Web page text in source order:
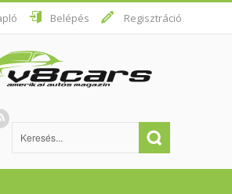
Belépés Regisztráció